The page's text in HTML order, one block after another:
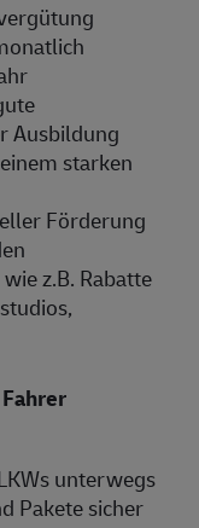
Ausbildung
starken
Förderung
z.B. Rabatte
unterwegs
Pakete sicher